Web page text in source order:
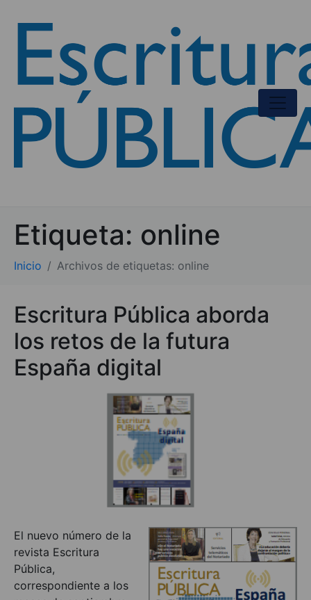
Etiqueta: online
Inicio Archivos de etiquetas: online
Escritura Pública aborda
los retos de la futura
España digital
El nuevo número de la
revista Escritura
Pública,
correspondiente a los